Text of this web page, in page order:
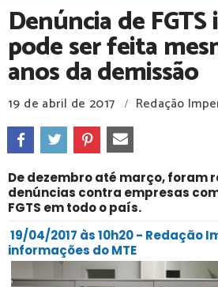
Denúncia de
pode ser feita
anos da demissão
19 de abril de 2017 / Redação
De dezembro até março, foram
denúncias contra empresas
FGTS em todo o país.
19/04/2017 às 10h20 - Redação
informações do MTE